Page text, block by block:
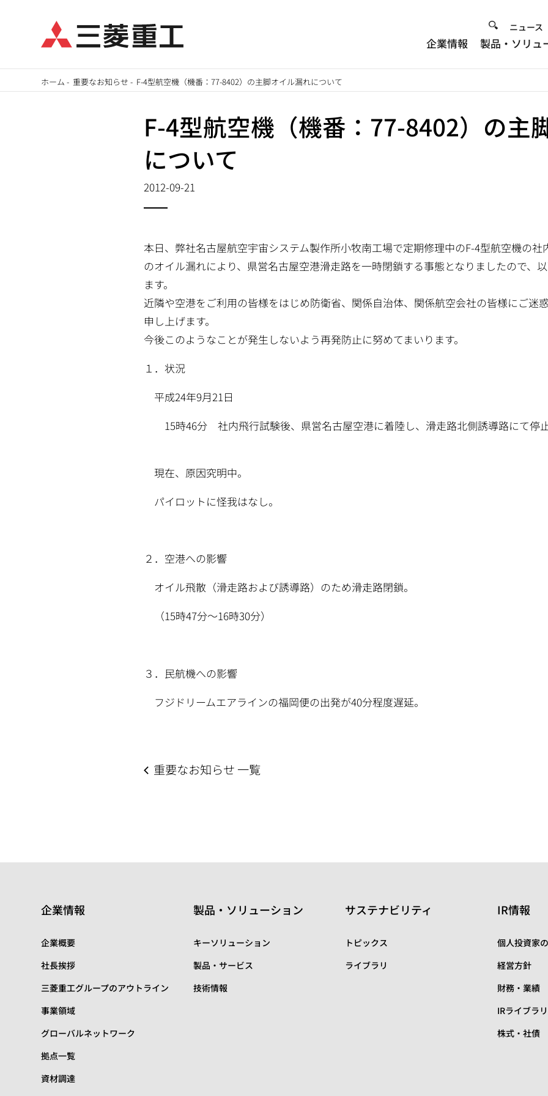
イ
ニュース
企業情報 製品・ソリュ
ホーム -重要なお知らせ - F-4型航空機（機番：77-8402）の主脚オイル漏れについて
F-4型航空機（機番：77-8402）の主
について
2012-09-21
本日、弊社名古屋航空宇宙システム製作所小牧南工場で定期修理中のF-4型航空機の社
のオイル漏れにより、県営名古屋空港滑走路を一時閉鎖する事態となりましたので、
ます。
近隣や空港をご利用の皆様をはじめ防衛省、関係自治体、関係航空会社の皆様にご迷
申し上げます。
今後このようなことが発生しないよう再発防止に努めてまいります。
１．状況
平成24年9月21日
15時46分 社内飛行試験後、県営名古屋空港に着陸し、滑走路北側誘導路にて停止
現在、原因究明中。
パイロットに怪我はなし。
２．空港への影響
オイル飛散（滑走路および誘導路）のため滑走路閉鎖。
（15時47分～16時30分）
３．民航機への影響
フジドリームエアラインの福岡便の出発が40分程度遅延。
重要なお知らせ 一覧
企業情報
企業概要
社長挨拶
三菱重工グループのアウトライン
事業領域
グローバルネットワーク
拠点一覧
資材調達
製品・ソリューション
キーソリューション
製品・サービス
技術情報
サステナビリティ
トピックス
ライブラリ
IR情報
個人投資家
経営方針
財務・業績
IRライブラリ
株式・社債